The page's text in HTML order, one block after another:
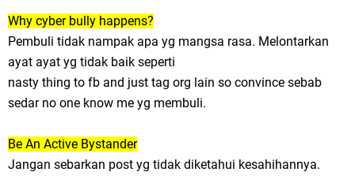
Why cyber bully happens?
Pembuli tidak nampak apa yg mangsa rasa. Melontarkan
ayat ayat yg tidak baik seperti
nasty thing to fb and just tag org lain so convince sebab
sedar no one know me yg membuli.
Be An Active Bystander
Jangan sebarkan post yg tidak diketahui kesahihannya.